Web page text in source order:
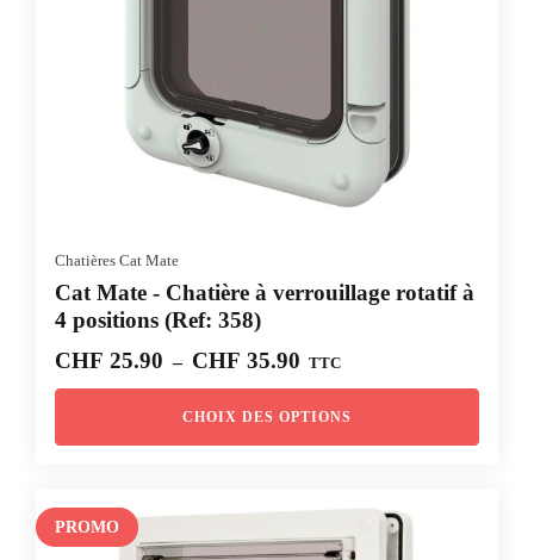
Chatières Cat Mate
Cat Mate - Chatière à verrouillage rotatif à
4 positions (Ref: 358)
CHF 25.90 – CHF 35.90 Plage
de
prix :
CHF 25.90
CHF 35.90
TTC
CHOIX DES OPTIONS
PROMO